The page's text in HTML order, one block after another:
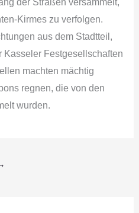
Kirmes zu verfolgen.
aus dem Stadtteil,
Festgesellschaften
machten mächtig
regnen, die von den
wurden.